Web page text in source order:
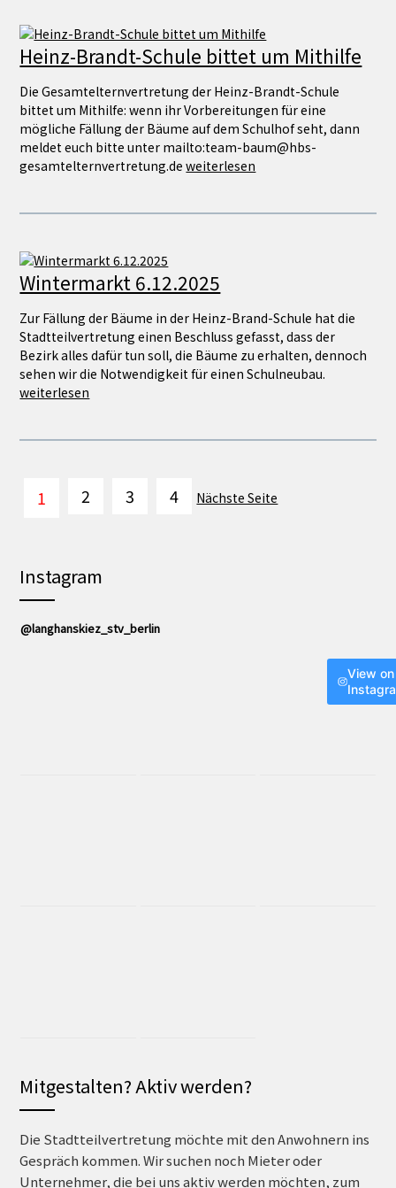
Heinz-Brandt-Schule bittet um Mithilfe
Die Gesamtelternvertretung der Heinz-Brandt-Schule
bittet um Mithilfe: wenn ihr Vorbereitungen für eine
mögliche Fällung der Bäume auf dem Schulhof seht, dann
meldet euch bitte unter mailto:team-baum@hbs-
gesamtelternvertretung.deweiterlesen
Wintermarkt 6.12.2025
Zur Fällung der Bäume in der Heinz-Brand-Schule hat die
Stadtteilvertretung einen Beschluss gefasst, dass der
Bezirk alles dafür tun soll, die Bäume zu erhalten, dennoch
sehen wir die Notwendigkeit für einen Schulneubau.
weiterlesen
1 2 3 4 Nächste Seite
Instagram
@langhanskiez_stv_berlin
View on
Mitgestalten? Aktiv werden?
Die Stadtteilvertretung möchte mit den Anwohnern ins
Gespräch kommen. Wir suchen noch Mieter oder
Unternehmer, die bei uns aktiv werden möchten, zum